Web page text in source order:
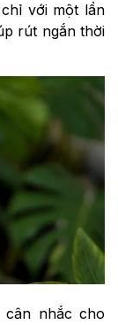
với một lần
rút ngắn thời
cân nhắc cho